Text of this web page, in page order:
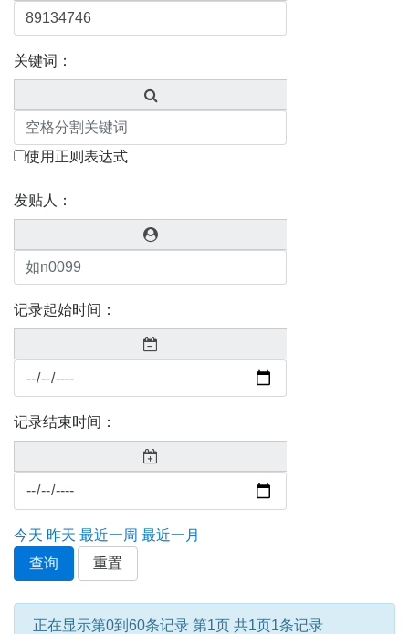
关键词：
使用正则表达式
发贴人：
记录起始时间：
记录结束时间：
今天 昨天 最近一周 最近一月
查询
重置
正在显示第0到60条记录 第1页 共1页1条记录